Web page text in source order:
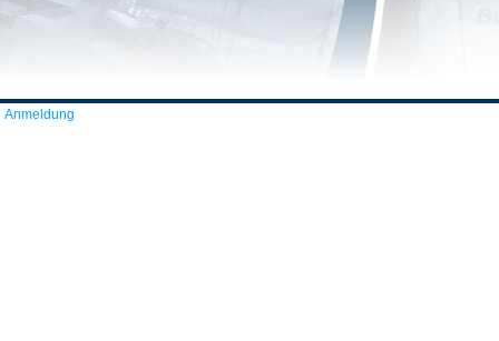
Anmeldung